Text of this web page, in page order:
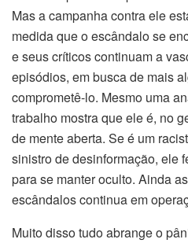
Mas a campanha contra ele
medida que o escândalo se
e seus críticos continuam a
episódios, em busca de mais
comprometê-lo. Mesmo uma
trabalho mostra que ele é, no
de mente aberta. Se é um
sinistro de desinformação, ele
para se manter oculto. Ainda
escândalos continua em
Muito disso tudo abrange o